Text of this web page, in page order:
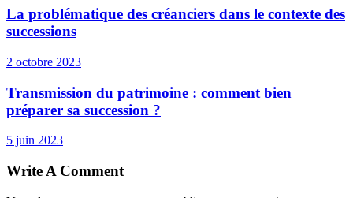
La problématique des créanciers dans le contexte des
successions
2 octobre 2023
Transmission du patrimoine : comment bien
préparer sa succession ?
5 juin 2023
Write A Comment